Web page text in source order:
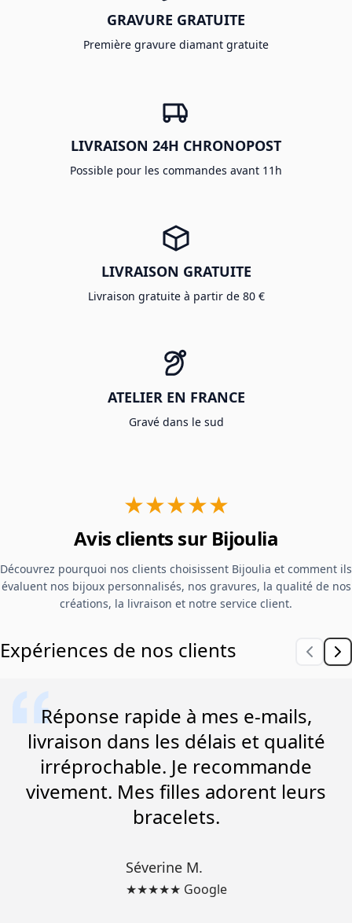
GRAVURE GRATUITE
Première gravure diamant gratuite
LIVRAISON 24H CHRONOPOST
Possible pour les commandes avant 11h
LIVRAISON GRATUITE
Livraison gratuite à partir de 80 €
ATELIER EN FRANCE
Gravé dans le sud
★★★★★
Avis clients sur Bijoulia
Découvrez pourquoi nos clients choisissent Bijoulia et comment ils
évaluent nos bijoux personnalisés, nos gravures, la qualité de nos
créations, la livraison et notre service client.
Expériences de nos clients
Réponse rapide à mes e-mails,
livraison dans les délais et qualité
irréprochable. Je recommande
vivement. Mes filles adorent leurs
bracelets.
Séverine M.
★★★★★ Google